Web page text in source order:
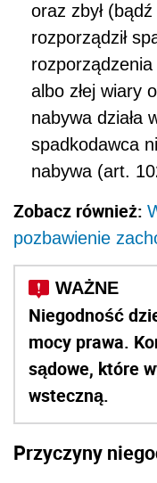
oraz zbył
rozporządził
albo złej wiary
nabywa działa
spadkodawca
nabywa (art.
Zobacz również:
pozbawienie
Niegodność
mocy prawa.
sądowe, które
wsteczną.
Przyczyny